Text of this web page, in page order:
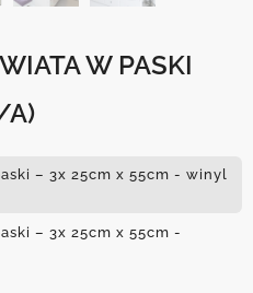
W PASKI
A)
– 3x 25cm x 55cm - winyl
– 3x 25cm x 55cm -